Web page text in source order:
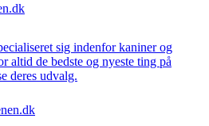
sig indenfor kaniner og
altid de bedste og nyeste ting på
deres udvalg.